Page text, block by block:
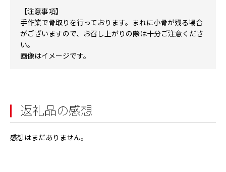
【注意事項】
手作業で骨取りを行っております。まれに小骨が残る場合
がございますので、お召し上がりの際は十分ご注意くださ
い。
画像はイメージです。
返礼品の感想
感想はまだありません。